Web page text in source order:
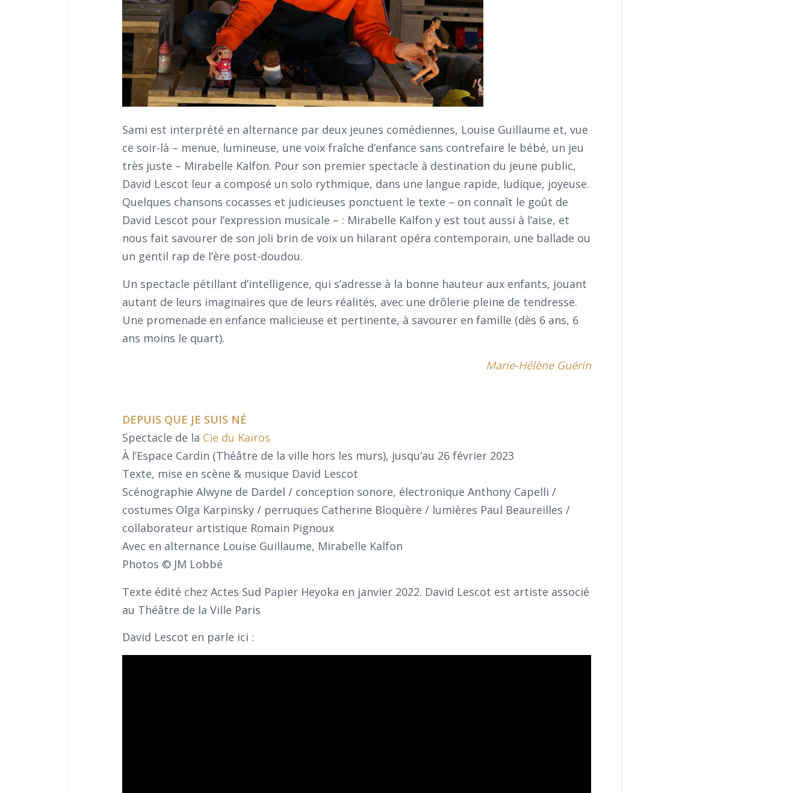
Sami est interprété en alternance par deux jeunes comédiennes, Louise Guillaume et, vue
ce soir-là – menue, lumineuse, une voix fraîche d’enfance sans contrefaire le bébé, un jeu
très juste – Mirabelle Kalfon. Pour son premier spectacle à destination du jeune public,
David Lescot leur a composé un solo rythmique, dans une langue rapide, ludique, joyeuse.
Quelques chansons cocasses et judicieuses ponctuent le texte – on connaît le goût de
David Lescot pour l’expression musicale – : Mirabelle Kalfon y est tout aussi à l’aise, et
nous fait savourer de son joli brin de voix un hilarant opéra contemporain, une ballade ou
un gentil rap de l’ère post-doudou.
Un spectacle pétillant d’intelligence, qui s’adresse à la bonne hauteur aux enfants, jouant
autant de leurs imaginaires que de leurs réalités, avec une drôlerie pleine de tendresse.
Une promenade en enfance malicieuse et pertinente, à savourer en famille (dès 6 ans, 6
ans moins le quart).
Marie-Hélène Guérin
DEPUIS QUE JE SUIS NÉ
Spectacle de la Cie du Kaïros
À l’Espace Cardin (Théâtre de la ville hors les murs), jusqu’au 26 février 2023
Texte, mise en scène & musique David Lescot
Scénographie Alwyne de Dardel / conception sonore, électronique Anthony Capelli /
costumes Olga Karpinsky / perruques Catherine Bloquère / lumières Paul Beaureilles /
collaborateur artistique Romain Pignoux
Avec en alternance Louise Guillaume, Mirabelle Kalfon
Photos © JM Lobbé
Texte édité chez Actes Sud Papier Heyoka en janvier 2022. David Lescot est artiste associé
au Théâtre de la Ville Paris
David Lescot en parle ici :